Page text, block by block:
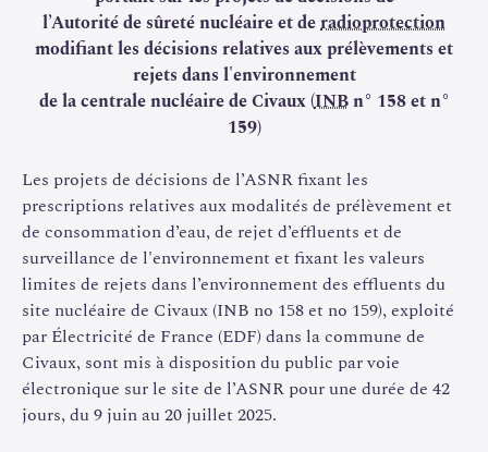
dispersion de légionelles. Ce traitement repose d’une
part sur un nouveau traitement à la monochloramine et
d’autre part sur l’extension du traitement par chloration
massive actuellement autorisé. Il implique des rejets
d’effluents liquides supplémentaires dans
accompagnées d’une évaluation de leurs conséquences
sur l’environnement et la santé humaine.
L’instruction de l’ASNR a porté sur les enjeux sanitaires,
environnementaux et de potabilisation de la Vienne à
l’aval du site. L’ASNR a en particulier associé les services
déconcentrés de l’État à son instruction. Cela a conduit
l’ASNR à ne retenir que le traitement à la
monochloramine car le cumul avec un traitement par
chloration massive ne permettrait pas de garantir la
l’Autorité de sûreté nucléaire et deradioprotection
modifiant les décisions relatives aux prélèvements et
rejets dans l'environnement
de la centrale nucléaire de Civaux (INBn° 158 et n°
159)
Les projets de décisions de l’ASNR fixant les
prescriptions relatives aux modalités de prélèvement et
de consommation d’eau, de rejet d’effluents et de
surveillance de l'environnement et fixant les valeurs
limites de rejets dans l’environnement des effluents du
site nucléaire de Civaux (INB no 158 et no 159), exploité
par Électricité de France (EDF) dans la commune de
Civaux, sont mis à disposition du public par voie
électronique sur le site de l’ASNR pour une durée de 42
jours, du 9 juin au 20 juillet 2025.